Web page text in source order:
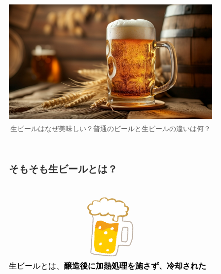
生ビールはなぜ美味しい？普通のビールと生ビールの違いは何？
そもそも生ビールとは？
生ビールとは、 醸造後に加熱処理を施さず、冷却された